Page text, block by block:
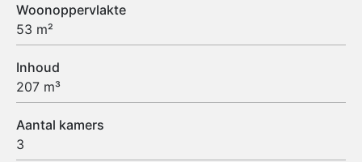
Woonoppervlakte
53 m²
Inhoud
207 m³
Aantal kamers
3